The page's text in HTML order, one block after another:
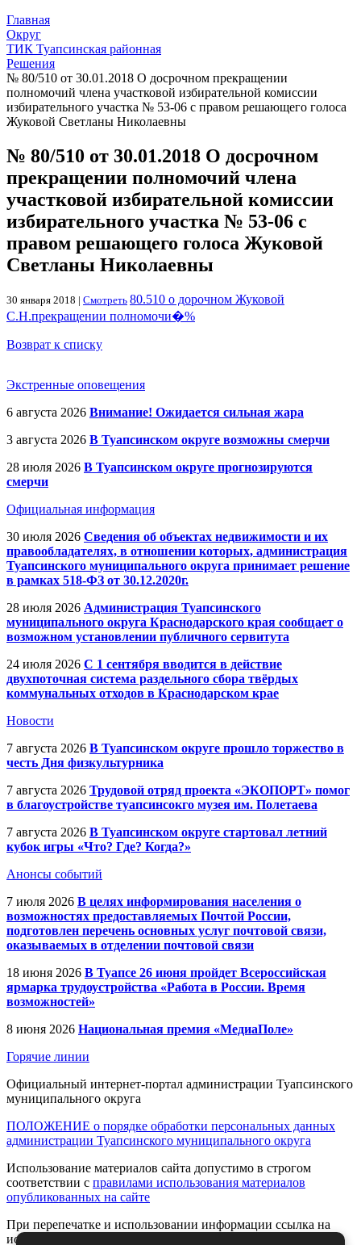
Главная
Округ
ТИК Туапсинская районная
Решения
№ 80/510 от 30.01.2018 О досрочном прекращении
полномочий члена участковой избирательной комиссии
избирательного участка № 53-06 с правом решающего голоса
Жуковой Светланы Николаевны
№ 80/510 от 30.01.2018 О досрочном
прекращении полномочий члена
участковой избирательной комиссии
избирательного участка № 53-06 с
правом решающего голоса Жуковой
Светланы Николаевны
30 января 2018 | Смотреть 80.510 о дорочном Жуковой
С.Н.прекращении полномочи�%
Возврат к списку
Экстренные оповещения
6 августа 2026 Внимание! Ожидается сильная жара
3 августа 2026 В Туапсинском округе возможны смерчи
28 июля 2026 В Туапсинском округе прогнозируются
смерчи
Официальная информация
30 июля 2026 Сведения об объектах недвижимости и их
правообладателях, в отношении которых, администрация
Туапсинского муниципального округа принимает решение
в рамках 518-ФЗ от 30.12.2020г.
28 июля 2026 Администрация Туапсинского
муниципального округа Краснодарского края сообщает о
возможном установлении публичного сервитута
24 июля 2026 С 1 сентября вводится в действие
двухпоточная система раздельного сбора твёрдых
коммунальных отходов в Краснодарском крае
Новости
7 августа 2026 В Туапсинском округе прошло торжество в
честь Дня физкультурника
7 августа 2026 Трудовой отряд проекта «ЭКОПОРТ» помог
в благоустройстве туапсинсокго музея им. Полетаева
7 августа 2026 В Туапсинском округе стартовал летний
кубок игры «Что? Где? Когда?»
Анонсы событий
7 июля 2026 В целях информирования населения о
возможностях предоставляемых Почтой России,
подготовлен перечень основных услуг почтовой связи,
оказываемых в отделении почтовой связи
18 июня 2026 В Туапсе 26 июня пройдет Всероссийская
ярмарка трудоустройства «Работа в России. Время
возможностей»
8 июня 2026 Национальная премия «МедиаПоле»
Горячие линии
Официальный интернет-портал администрации Туапсинского
муниципального округа
ПОЛОЖЕНИЕ о порядке обработки персональных данных
администрации Туапсинского муниципального округа
Использование материалов сайта допустимо в строгом
соответствии с правилами использования материалов
опубликованных на сайте
При перепечатке и использовании информации ссылка на
источник обязательна.